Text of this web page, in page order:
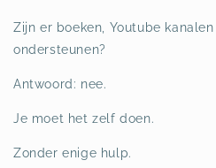
Zijn er boeken, Youtube
ondersteunen?
Antwoord: nee.
Je moet het zelf doen.
Zonder enige hulp.